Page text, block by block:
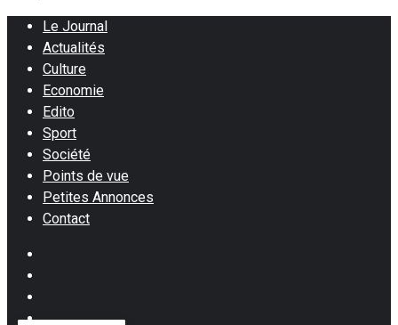
Le Journal
Actualités
Culture
Economie
Edito
Sport
Société
Points de vue
Petites Annonces
Contact
Youtube